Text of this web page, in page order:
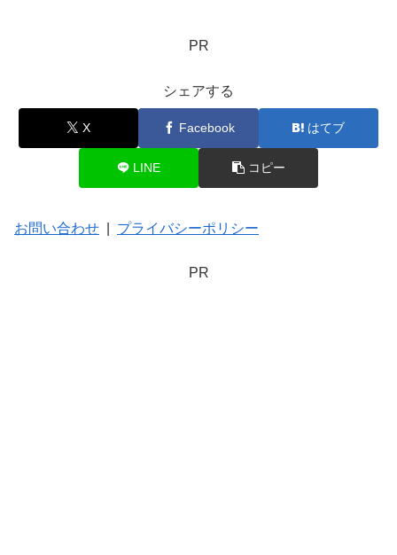
PR
シェアする
X Facebook はてブ
LINE コピー
お問い合わせ プライバシーポリシー
PR